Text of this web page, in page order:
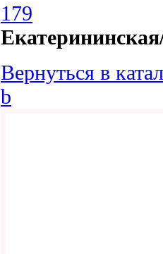
179
Вернуться в
b